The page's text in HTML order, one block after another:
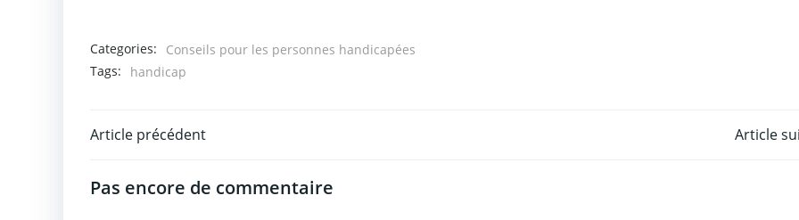
Categories:
Conseils pour les personnes handicapées
Tags:
handicap
Post
navigation
Article précédent Article
Pas encore de commentaire